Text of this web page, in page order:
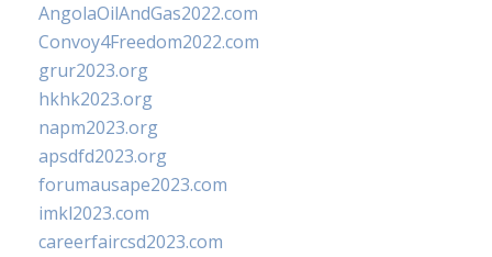
AngolaOilAndGas2022.com
Convoy4Freedom2022.com
grur2023.org
hkhk2023.org
napm2023.org
apsdfd2023.org
forumausape2023.com
imkl2023.com
careerfaircsd2023.com